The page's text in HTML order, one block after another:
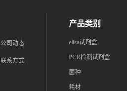
公司动态
联系方式
产品类别
elisa试剂盒
PCR检测试剂盒
菌种
耗材